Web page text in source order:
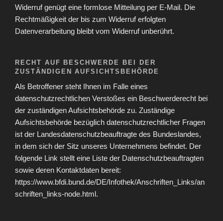
Widerruf genügt eine formlose Mitteilung per E-Mail. Die
Rechtmäßigkeit der bis zum Widerruf erfolgten
Datenverarbeitung bleibt vom Widerruf unberührt.
RECHT AUF BESCHWERDE BEI DER
ZUSTÄNDIGEN AUFSICHTSBEHÖRDE
Als Betroffener steht Ihnen im Falle eines
datenschutzrechtlichen Verstoßes ein Beschwerderecht bei
der zuständigen Aufsichtsbehörde zu. Zuständige
Aufsichtsbehörde bezüglich datenschutzrechtlicher Fragen
ist der Landesdatenschutzbeauftragte des Bundeslandes,
in dem sich der Sitz unseres Unternehmens befindet. Der
folgende Link stellt eine Liste der Datenschutzbeauftragten
sowie deren Kontaktdaten bereit:
https://www.bfdi.bund.de/DE/Infothek/Anschriften_Links/an
schriften_links-node.html.